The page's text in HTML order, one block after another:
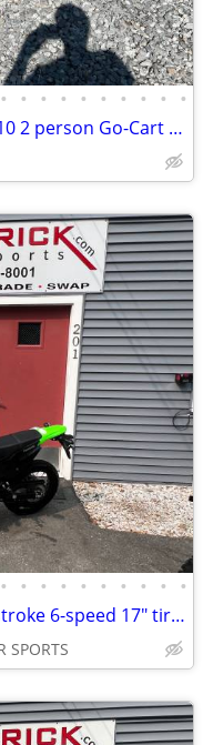
• • • • • • • • • •
2025 ToaTao Tao Tao Motor GK110 2 person Go-Cart GoCart Will Trade
• • • • • • • • • •
2023 Kawasaki KLX 230SM abs 4-stroke 6-speed 17″ tires 1,108 miles
SPORTS